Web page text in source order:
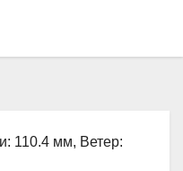
110.4 мм, Ветер: